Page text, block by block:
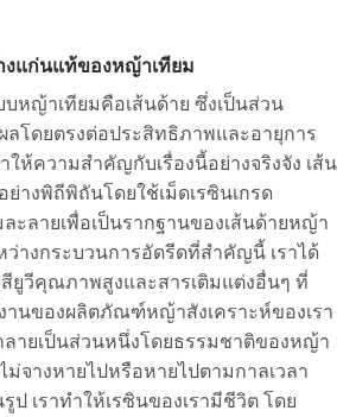
งแก่นแท้ของหญ้าเทียม
หญ้าเทียมคือเส้นด้าย ซึ่งเป็นส่วน
โดยตรงต่อประสิทธิภาพและอายุการ
ให้ความสำคัญกับเรื่องนี้อย่างจริงจัง เส้น
ย่างพิถีพิถันโดยใช้เม็ดเรซินเกรด
ะลายเพื่อเป็นรากฐานของเส้นด้ายหญ้า
ว่างกระบวนการอัดรีดที่สำคัญนี้ เราได้
สียูวีคุณภาพสูงและสารเติมแต่งอื่นๆ ที่
านของผลิตภัณฑ์หญ้าสังเคราะห์ของเรา
ายเป็นส่วนหนึ่งโดยธรรมชาติของหญ้า
ม่จางหายไปหรือหายไปตามกาลเวลา
ป เราทำให้เรซินของเรามีชีวิต โดย